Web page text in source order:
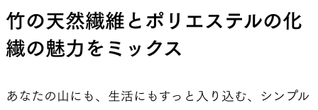
竹の天然繊維とポリエステルの化
繊の魅力をミックス
あなたの山にも、生活にもすっと入り込む、シンプル